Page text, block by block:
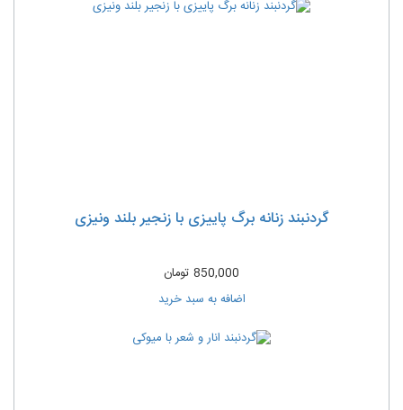
گردنبند زنانه برگ پاییزی با زنجیر بلند ونیزی
850,000 تومان
اضافه به سبد خرید